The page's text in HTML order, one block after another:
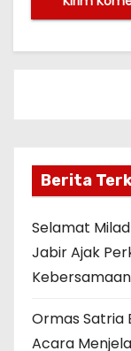
Berita
Selamat
Jabir Ajak
Kebersamaan
Ormas Satria
Acara